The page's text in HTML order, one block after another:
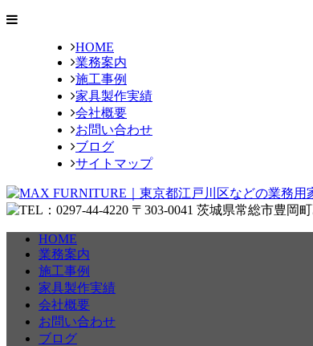
HOME
業務案内
施工事例
家具製作実績
会社概要
お問い合わせ
ブログ
サイトマップ
HOME
業務案内
施工事例
家具製作実績
会社概要
お問い合わせ
ブログ